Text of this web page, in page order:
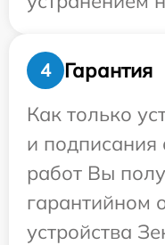
4
Гарантия
Как только
и
работ Вы
гарантийном
устройства